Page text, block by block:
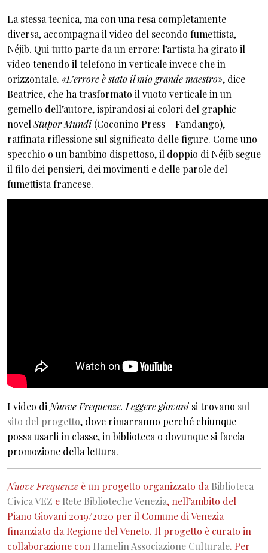
La stessa tecnica, ma con una resa completamente
diversa, accompagna il video del secondo fumettista,
Néjib. Qui tutto parte da un errore: l’artista ha girato il
video tenendo il telefono in verticale invece che in
orizzontale. «L’errore è stato il mio grande maestro», dice
Beatrice, che ha trasformato il vuoto verticale in un
gemello dell’autore, ispirandosi ai colori del graphic
novel Stupor Mundi (Coconino Press – Fandango),
raffinata riflessione sul significato delle figure. Come uno
specchio o un bambino dispettoso, il doppio di Néjib segue
il filo dei pensieri, dei movimenti e delle parole del
fumettista francese.
I video di Nuove Frequenze. Leggere giovani si trovano sul
sito del progetto, dove rimarranno perché chiunque
possa usarli in classe, in biblioteca o dovunque si faccia
promozione della lettura.
Nuove Frequenze è un progetto organizzato da Biblioteca
Civica VEZ e Rete Biblioteche Venezia, nell’ambito del
Piano Giovani 2019/2020 per il Comune di Venezia
finanziato da Regione del Veneto. Il progetto è curato in
collaborazione con Hamelin Associazione Culturale. Per